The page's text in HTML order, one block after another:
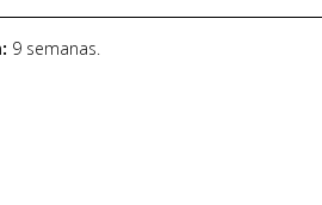
9 semanas.